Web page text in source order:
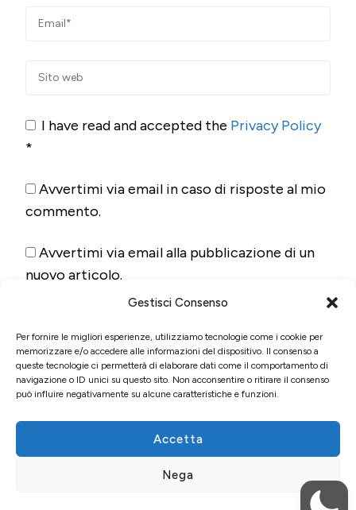
Gestisci Consenso
Per fornire le migliori esperienze, utilizziamo tecnologie come i cookie per
memorizzare e/o accedere alle informazioni del dispositivo. Il consenso a
queste tecnologie ci permetterà di elaborare dati come il comportamento di
navigazione o ID unici su questo sito. Non acconsentire o ritirare il consenso
può influire negativamente su alcune caratteristiche e funzioni.
Accetta
Nega
I have read and accepted the Privacy Policy
*
Avvertimi via email in caso di risposte al mio
commento.
Avvertimi via email alla pubblicazione di un
nuovo articolo.
Blossom Themes
Privacy policy, cookies e trattamento dei dati